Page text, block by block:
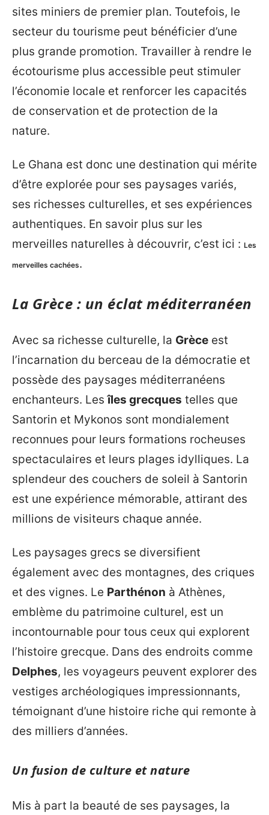
sites miniers de premier plan. Toutefois, le
secteur du tourisme peut bénéficier d’une
plus grande promotion. Travailler à rendre le
écotourisme plus accessible peut stimuler
l’économie locale et renforcer les capacités
de conservation et de protection de la
nature.
Le Ghana est donc une destination qui mérite
d’être explorée pour ses paysages variés,
ses richesses culturelles, et ses expériences
authentiques. En savoir plus sur les
merveilles naturelles à découvrir, c’est ici : Les
merveilles cachées.
La Grèce : un éclat méditerranéen
Avec sa richesse culturelle, la Grèce est
l’incarnation du berceau de la démocratie et
possède des paysages méditerranéens
enchanteurs. Lesîles grecques telles que
Santorin et Mykonos sont mondialement
reconnues pour leurs formations rocheuses
spectaculaires et leurs plages idylliques. La
splendeur des couchers de soleil à Santorin
est une expérience mémorable, attirant des
millions de visiteurs chaque année.
Les paysages grecs se diversifient
également avec des montagnes, des criques
et des vignes. Le Parthénon à Athènes,
emblème du patrimoine culturel, est un
incontournable pour tous ceux qui explorent
l’histoire grecque. Dans des endroits comme
Delphes, les voyageurs peuvent explorer des
vestiges archéologiques impressionnants,
témoignant d’une histoire riche qui remonte à
des milliers d’années.
Un fusion de culture et nature
Mis à part la beauté de ses paysages, la